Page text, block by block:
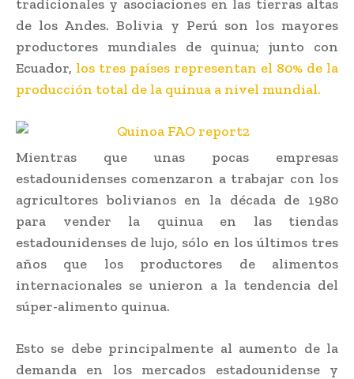
tradicionales y asociaciones en las tierras altas
de los Andes. Bolivia y Perú son los mayores
productores mundiales de quinua; junto con
Ecuador, los tres países representan el 80% de la
producción total de la quinua a nivel mundial.
Mientras que unas pocas empresas
estadounidenses comenzaron a trabajar con los
agricultores bolivianos en la década de 1980
para vender la quinua en las tiendas
estadounidenses de lujo, sólo en los últimos tres
años que los productores de alimentos
internacionales se unieron a la tendencia del
súper-alimento quinua.
Esto se debe principalmente al aumento de la
demanda en los mercados estadounidense y